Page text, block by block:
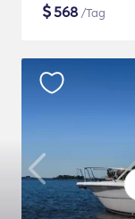
$568 /Tag